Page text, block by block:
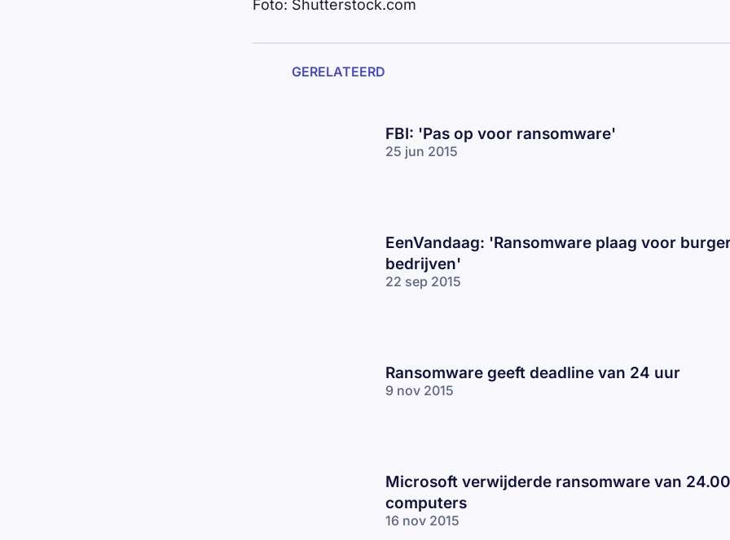
Foto: Shutterstock.com
GERELATEERD
FBI: 'Pas op voor ransomware'
25 jun 2015
EenVandaag: 'Ransomware plaag voor
bedrijven'
22 sep 2015
Ransomware geeft deadline van 24 uur
9 nov 2015
Microsoft verwijderde ransomware van
computers
16 nov 2015